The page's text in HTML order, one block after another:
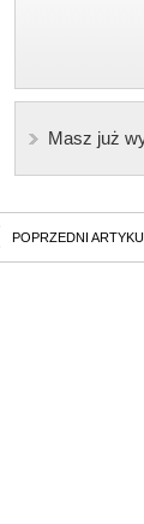
Masz już
POPRZEDNI